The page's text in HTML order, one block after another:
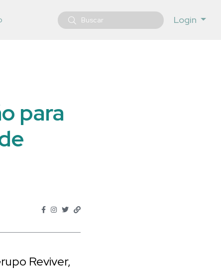
Login
para
Reviver,